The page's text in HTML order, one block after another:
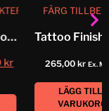
ECOTAT Clip-Cord Sleeve Covers
kr
FÄRG
265,00kr Ex.
LÄGG TILL I
VARUKORG